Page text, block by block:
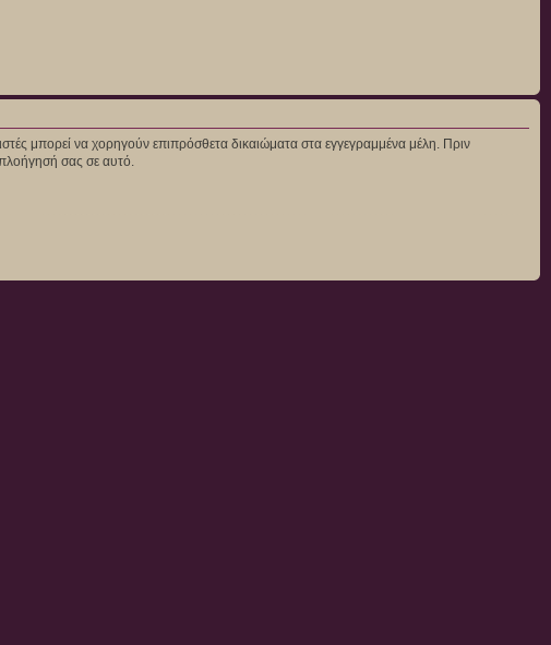
μπορεί να χορηγούν επιπρόσθετα δικαιώματα στα εγγεγραμμένα μέλη. Πριν
πλοήγησή σας σε αυτό.